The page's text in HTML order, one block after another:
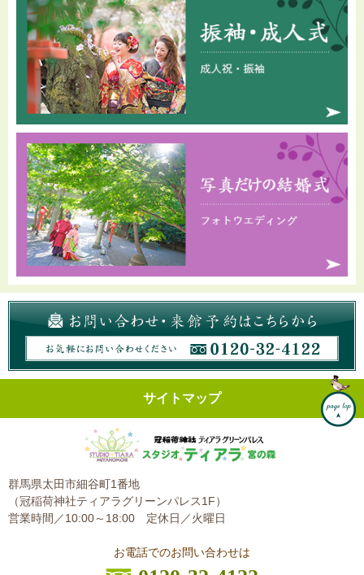
サイトマップ
群馬県太田市細谷町1番地
（冠稲荷神社ティアラグリーンパレス1F）
営業時間／10:00～18:00 定休日／火曜日
お電話でのお問い合わせは